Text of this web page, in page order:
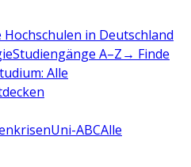
Hochschulen in Deutschland
Studiengänge A–Z→ Finde
Alle
Uni-ABCAlle